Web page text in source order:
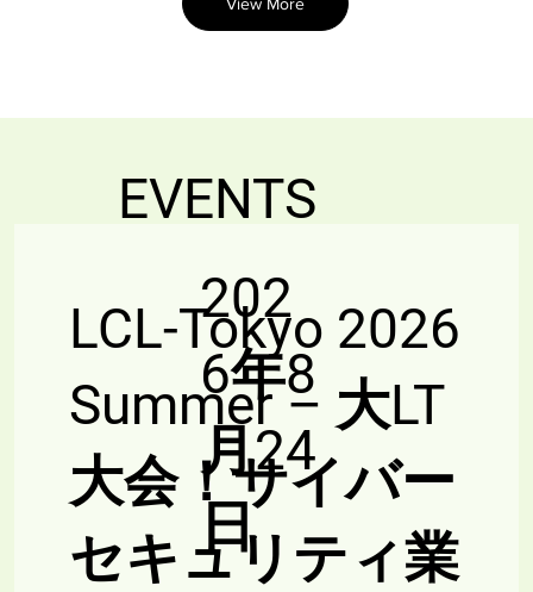
EVENTS
LCL-Tokyo 2026
Summer – 大LT
大会！サイバー
セキュリティ業
202
6年8
月24
日